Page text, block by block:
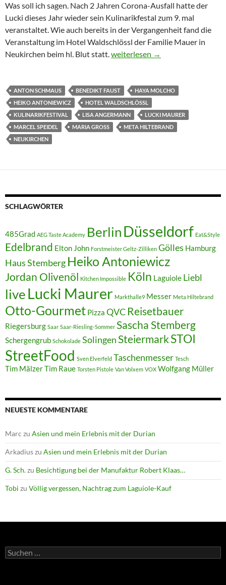
Was soll ich sagen. Nach 2 Jahren Corona-Ausfall hatte der
Lucki dieses Jahr wieder sein Kulinarikfestal zum 9. mal
veranstaltet. Wie auch bereits in der Vergangenheit fand die
Veranstaltung im Hotel Waldschlössl der Familie Mauer in
Neukirchen beim hl. Blut statt.Kulinarikfestial 2022 – Der
weiterlesen →
ANTON SCHMAUS BENEDIKT FAUST
HAYA MOLCHO
HEIKO ANTONIEWICZ
HOTEL WALDSCHLÖSSL
KULINARIKFESTIVAL
LISA ANGERMANN
LUCKI MAURER
MARCEL SPEIDEL
MARIA GROSS
META HILTEBRAND
NEUKIRCHEN
SCHLAGWÖRTER
485Grad AEG Taste Academy BerlinDüsseldorf Eat&Style
Edelbrand Elton John Forstmeister Geltz-Zilliken Gölles Hamburg
Haus Stemberg Heiko Antoniewicz
Jordan Olivenöl Kitchen Impossible Köln Laguiole Liebl
liveLucki Maurer Markthalle9 Messer Meta Hiltebrand
Otto-Gourmet Pizza QVC Reisetbauer
Riegersburg Saar Saar-Riesling-Sommer Sascha Stemberg
Schergengrub Schokolade SolingenSteiermarkSTOI
StreetFood Sven Elverfeld Taschenmesser Tesch
Tim MälzerTim Raue Torsten Pistole Van Volxem VOX Wolfgang Müller
NEUESTE KOMMENTARE
Marc zu Asien und mein Erlebnis mit der Durian
Arkadiuszu Asien und mein Erlebnis mit der Durian
G. Sch.zu Besichtigung bei der Manufaktur Robert Klaas…
Tobi zu Völlig vergessen, Nachtrag zum Laguiole-Kauf
Suchen
nach: